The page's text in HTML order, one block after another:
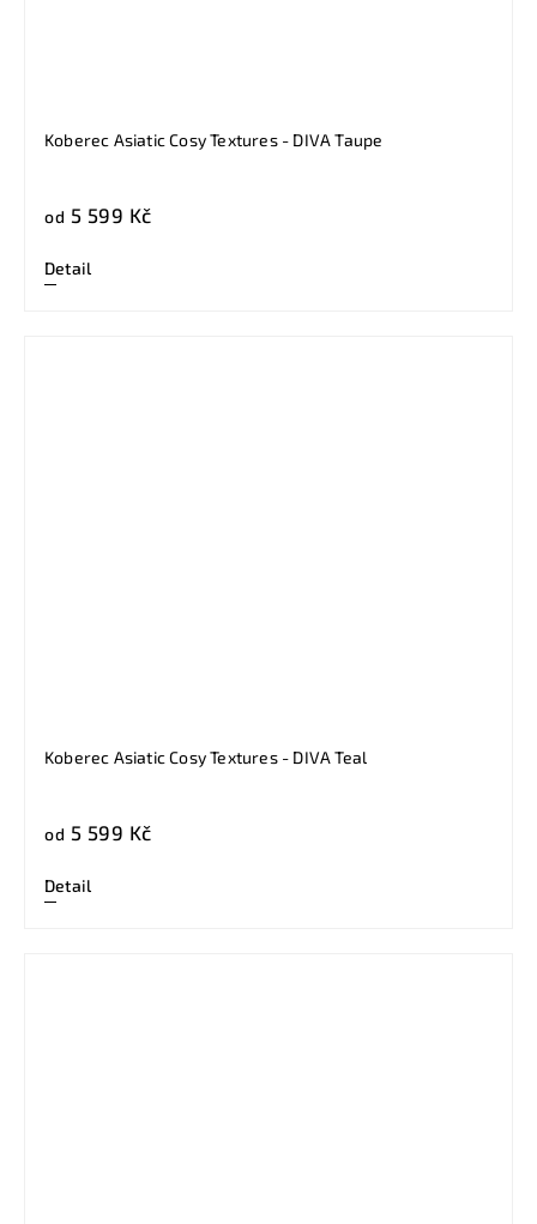
Koberec Asiatic Cosy Textures - DIVA Taupe
od 5 599 Kč
Detail
Koberec Asiatic Cosy Textures - DIVA Teal
od 5 599 Kč
Detail